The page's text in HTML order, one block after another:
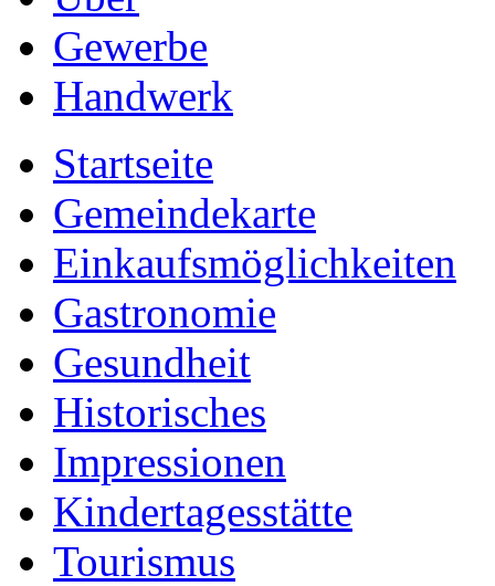
Gewerbe
Handwerk
Startseite
Gemeindekarte
Einkaufsmöglichkeiten
Gastronomie
Gesundheit
Historisches
Impressionen
Kindertagesstätte
Tourismus